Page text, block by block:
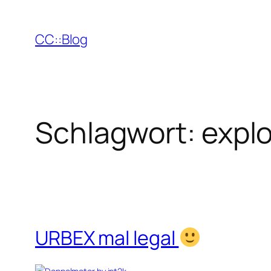
Inhalt
springen
CC::Blog
Schlagwort:
URBEX mal legal